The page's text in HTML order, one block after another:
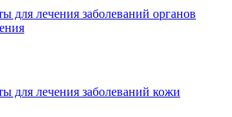
для лечения заболеваний органов
для лечения заболеваний кожи